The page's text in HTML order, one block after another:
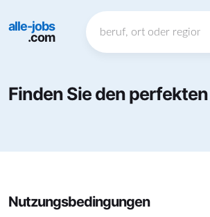
alle-jobs
.com
Finden Sie den
Nutzungsbedingungen